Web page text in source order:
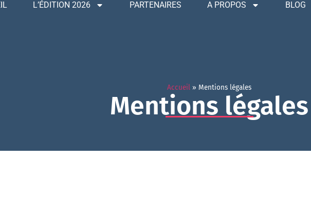
L’ÉDITION 2026 PARTENAIRES A PROPOS BLOG
Accueil » Mentions légales
Mentions légales